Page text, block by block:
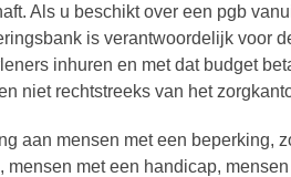
Als u beschikt over een pgb
is verantwoordelijk voor
inhuren en met dat budget
niet rechtstreeks van het
aan mensen met een beperking,
met een handicap,